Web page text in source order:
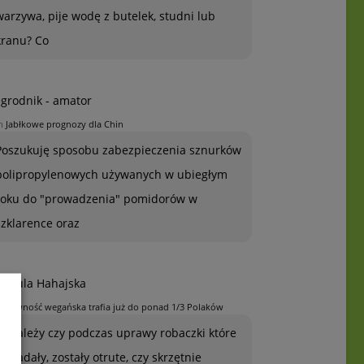
pije wodę z butelek, studni lub
Co
- amator
Jabłkowe prognozy dla Chin
sposobu zabezpieczenia sznurków
używanych w ubiegłym
do "prowadzenia" pomidorów w
oraz
Urszula Hahajska
Żywność wegańska trafia już do ponad 1/3 Polaków
To zależy czy podczas uprawy robaczki które
ją zjadały, zostały otrute, czy skrzętnie